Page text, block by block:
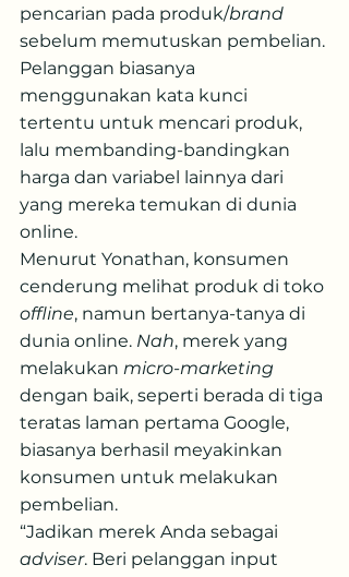
pencarian pada produk/brand
sebelum memutuskan pembelian.
Pelanggan biasanya
menggunakan kata kunci
tertentu untuk mencari produk,
lalu membanding-bandingkan
harga dan variabel lainnya dari
yang mereka temukan di dunia
online.
Menurut Yonathan, konsumen
cenderung melihat produk di toko
offline, namun bertanya-tanya di
dunia online. Nah, merek yang
melakukan micro-marketing
dengan baik, seperti berada di tiga
teratas laman pertama Google,
biasanya berhasil meyakinkan
konsumen untuk melakukan
pembelian.
“Jadikan merek Anda sebagai
adviser. Beri pelanggan input